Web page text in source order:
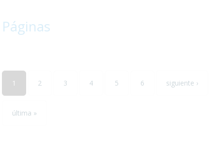
Páginas
1 2 3 4 5 6 siguiente ›
última »